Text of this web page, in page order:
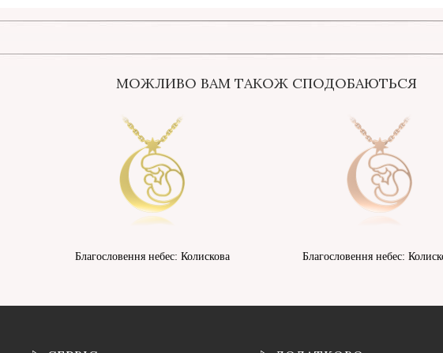
МОЖЛИВО ВАМ ТАКОЖ СПОДОБАЮТЬСЯ
Благословення небес: Колискова Благословення небес: